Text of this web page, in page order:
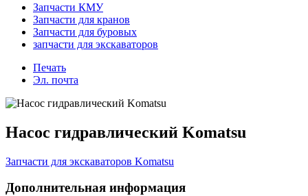
Запчасти КМУ
Запчасти для кранов
Запчасти для буровых
запчасти для экскаваторов
Печать
Эл. почта
Насос гидравлический Komatsu
Запчасти для экскаваторов Komatsu
Дополнительная информация